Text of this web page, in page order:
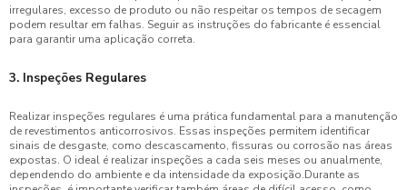
irregulares, excesso de produto ou não respeitar os tempos de secagem
podem resultar em falhas. Seguir as instruções do fabricante é essencial
para garantir uma aplicação correta.
3. Inspeções Regulares
Realizar inspeções regulares é uma prática fundamental para a manutenção
de revestimentos anticorrosivos. Essas inspeções permitem identificar
sinais de desgaste, como descascamento, fissuras ou corrosão nas áreas
expostas. O ideal é realizar inspeções a cada seis meses ou anualmente,
dependendo do ambiente e da intensidade da exposição.Durante as